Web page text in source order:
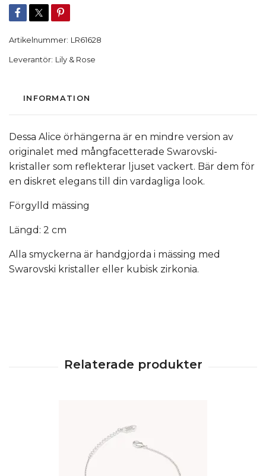
Artikelnummer: LR61628
Leverantör: Lily & Rose
INFORMATION
Dessa Alice örhängerna är en mindre version av
originalet med mångfacetterade Swarovski-
kristaller som reflekterar ljuset vackert. Bär dem för
en diskret elegans till din vardagliga look.
Förgylld mässing
Längd: 2 cm
Alla smyckerna är handgjorda i mässing med
Swarovski kristaller eller kubisk zirkonia.